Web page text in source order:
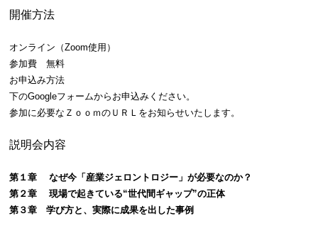
開催方法
オンライン（Zoom使用）
参加費 無料
お申込み方法
下のGoogleフォームからお申込みください。
参加に必要なＺｏｏｍのＵＲＬをお知らせいたします。
説明会内容
第１章
なぜ今「産業ジェロントロジー」が必要なのか？
第２章 現場で起きている“世代間ギャップ”の正体
第３章学び方と、実際に成果を出した事例